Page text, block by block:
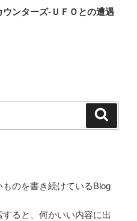
ンターズ-ＵＦＯとの遭遇
のを書き続けているBlog
ると、何かいい内容に出